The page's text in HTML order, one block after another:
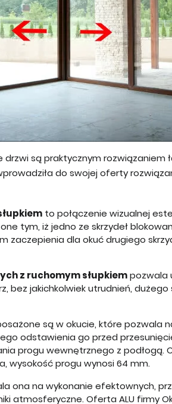
są praktycznym rozwiązaniem
do swojej oferty
to połączenie wizualnej
tym, iż jedno ze skrzydeł
zaczepienia dla okuć drugiego
z ruchomym słupkiempozwala
bez jakichkolwiek utrudnień, dużego
są w okucie, które pozwala
odstawienia go przed
progu wewnętrznego z podłogą.
wysokość progu wynosi 64 mm.
ona na wykonanie efektownych,
atmosferyczne. Oferta ALU firmy